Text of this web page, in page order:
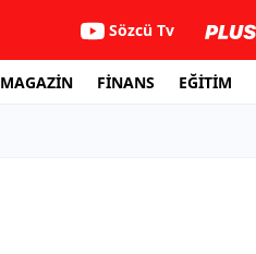
Sözcü Tv
MAGAZİN FİNANS EĞİTİM